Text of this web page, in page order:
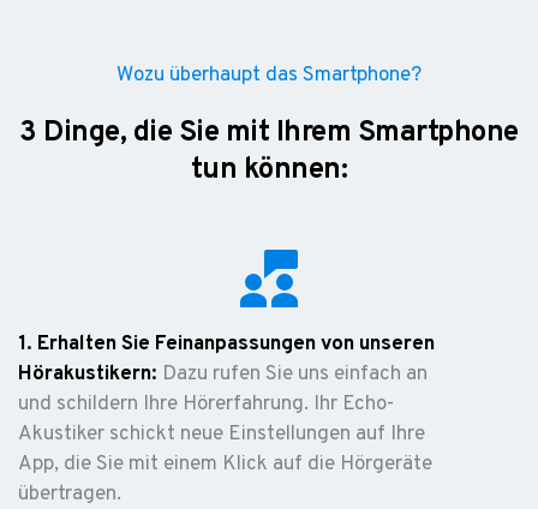
Wozu überhaupt das Smartphone?
3 Dinge, die Sie mit Ihrem Smartphone
tun können:
1. Erhalten Sie Feinanpassungen von unseren
Hörakustikern: Dazu rufen Sie uns einfach an
und schildern Ihre Hörerfahrung. Ihr Echo-
Akustiker schickt neue Einstellungen auf Ihre
App, die Sie mit einem Klick auf die Hörgeräte
übertragen.